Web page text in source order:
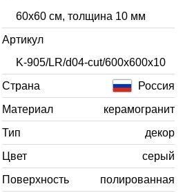
60x60 см, толщина 10 мм
Артикул
K-905/LR/d04-cut/600x600x10
Страна
Россия
Материал
керамогранит
Тип
декор
Цвет
серый
Поверхность
полированная